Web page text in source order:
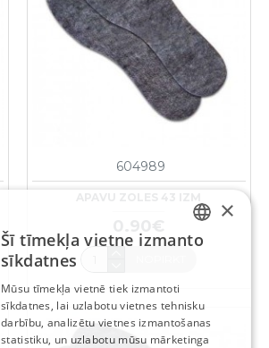
604989
LATVIAN
ENGLISH
×
Šī tīmekļa vietne izmanto
sīkdatnes
Mūsu tīmekļa vietnē tiek izmantoti
sīkdatnes, lai uzlabotu vietnes tehnisku
darbību, analizētu vietnes izmantošanas
statistiku, un uzlabotu mūsu mārketinga